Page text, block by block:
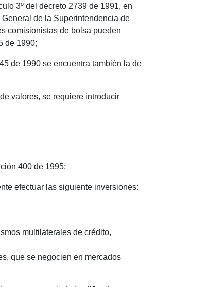
3º del decreto 2739 de 1991, en
de la Superintendencia de
comisionistas de bolsa pueden
de 1990;
de 1990 se encuentra también la de
valores, se requiere introducir
400 de 1995:
efectuar las siguiente inversiones:
multilaterales de crédito,
que se negocien en mercados